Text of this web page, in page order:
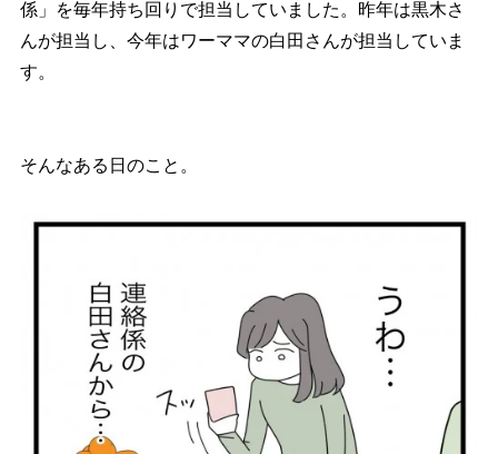
係」を毎年持ち回りで担当していました。昨年は黒木さ
んが担当し、今年はワーママの白田さんが担当していま
す。
そんなある日のこと。